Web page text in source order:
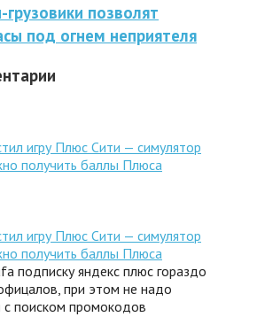
позволят
под огнем неприятеля
игру Плюс Сити — симулятор
получить баллы Плюса
игру Плюс Сити — симулятор
получить баллы Плюса
подписку яндекс плюс гораздо
при этом не надо
с поиском промокодов